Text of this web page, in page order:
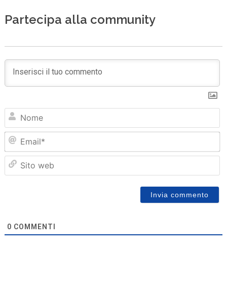
Partecipa alla community
0 COMMENTI